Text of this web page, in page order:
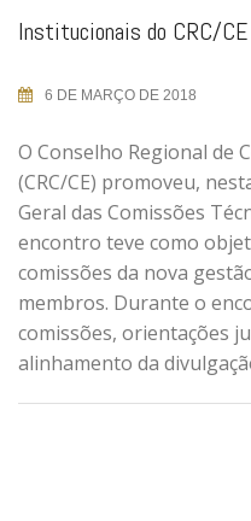
Institucionais do CRC/CE
6 DE MARÇO DE 2018
O Conselho Regional de
(CRC/CE) promoveu,
Geral das Comissões
encontro teve como
comissões da nova
membros. Durante o
comissões, orientações
alinhamento da